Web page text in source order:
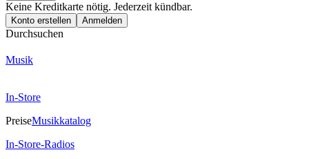
Keine Kreditkarte nötig. Jederzeit kündbar.
Konto erstellen Anmelden
Durchsuchen
Musik
In-Store
PreiseMusikkatalog
In-Store-Radios